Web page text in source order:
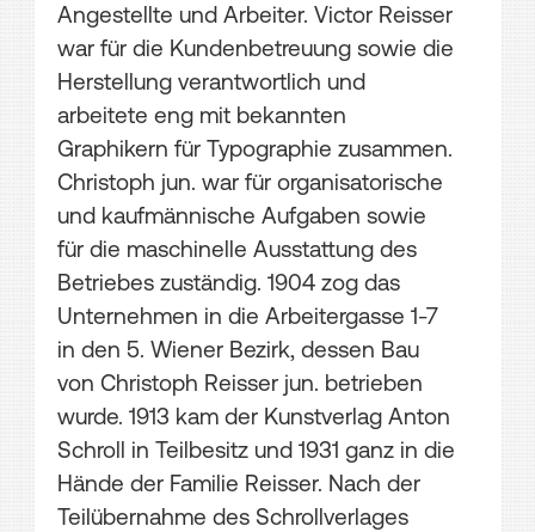
Angestellte und Arbeiter. Victor Reisser
war für die Kundenbetreuung sowie die
Herstellung verantwortlich und
arbeitete eng mit bekannten
Graphikern für Typographie zusammen.
Christoph jun. war für organisatorische
und kaufmännische Aufgaben sowie
für die maschinelle Ausstattung des
Betriebes zuständig. 1904 zog das
Unternehmen in die Arbeitergasse 1-7
in den 5. Wiener Bezirk, dessen Bau
von Christoph Reisser jun. betrieben
wurde. 1913 kam der Kunstverlag Anton
Schroll in Teilbesitz und 1931 ganz in die
Hände der Familie Reisser. Nach der
Teilübernahme des Schrollverlages